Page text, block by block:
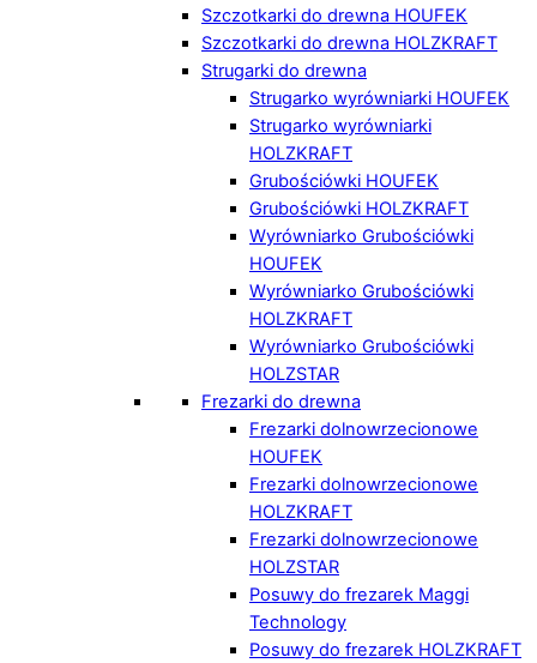
Szczotkarki do drewna HOUFEK
Szczotkarki do drewna HOLZKRAFT
Strugarki do drewna
Strugarko wyrówniarki HOUFEK
Strugarko wyrówniarki
HOLZKRAFT
Grubościówki HOUFEK
Grubościówki HOLZKRAFT
Wyrówniarko Grubościówki
HOUFEK
Wyrówniarko Grubościówki
HOLZKRAFT
Wyrówniarko Grubościówki
HOLZSTAR
Frezarki do drewna
Frezarki dolnowrzecionowe
HOUFEK
Frezarki dolnowrzecionowe
HOLZKRAFT
Frezarki dolnowrzecionowe
HOLZSTAR
Posuwy do frezarek Maggi
Technology
Posuwy do frezarek HOLZKRAFT